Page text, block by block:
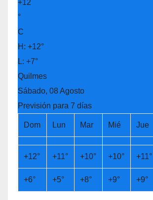
+12
°
C
H: +12°
L: +7°
Quilmes
Sábado, 08 Agosto
Previsión para 7 días
Dom Lun Mar Mié Jue
+12° +11° +10° +10° +11°
+6° +5° +8° +9° +9°